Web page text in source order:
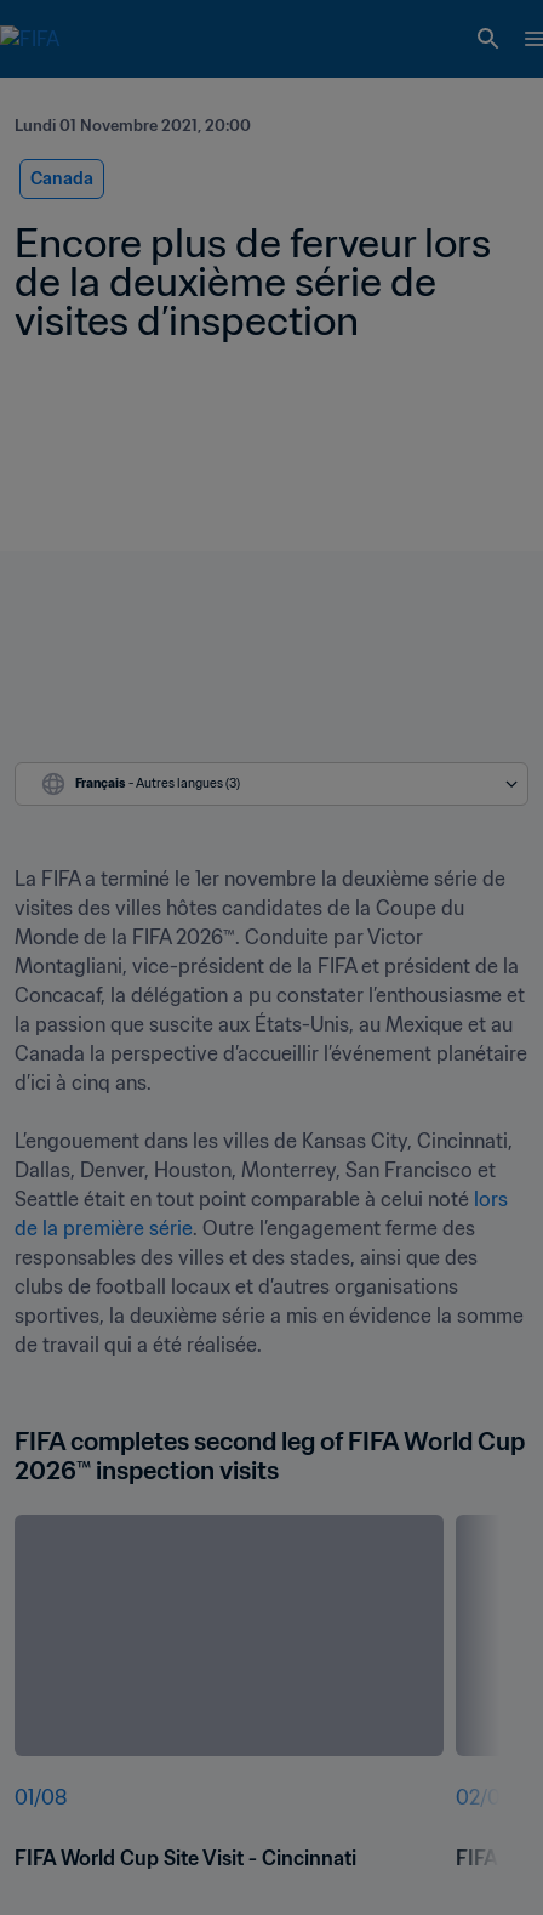
Lundi 01 Novembre 2021, 20:00
Canada
Encore plus de ferveur lors
de la deuxième série de
visites d’inspection
Français - Autres langues (3)
La FIFA a terminé le 1er novembre la deuxième série de
visites des villes hôtes candidates de la Coupe du
Monde de la FIFA 2026™. Conduite par Victor
Montagliani, vice-président de la FIFA et président de la
Concacaf, la délégation a pu constater l’enthousiasme et
la passion que suscite aux États-Unis, au Mexique et au
Canada la perspective d’accueillir l’événement planétaire
d’ici à cinq ans.
L’engouement dans les villes de Kansas City, Cincinnati,
Dallas, Denver, Houston, Monterrey, San Francisco et
Seattle était en tout point comparable à celui noté lors
de la première série. Outre l’engagement ferme des
responsables des villes et des stades, ainsi que des
clubs de football locaux et d’autres organisations
sportives, la deuxième série a mis en évidence la somme
de travail qui a été réalisée.
FIFA completes second leg of FIFA World Cup
2026™ inspection visits
01 /08
FIFA World Cup Site Visit - Cincinnati
02/08
FIFA